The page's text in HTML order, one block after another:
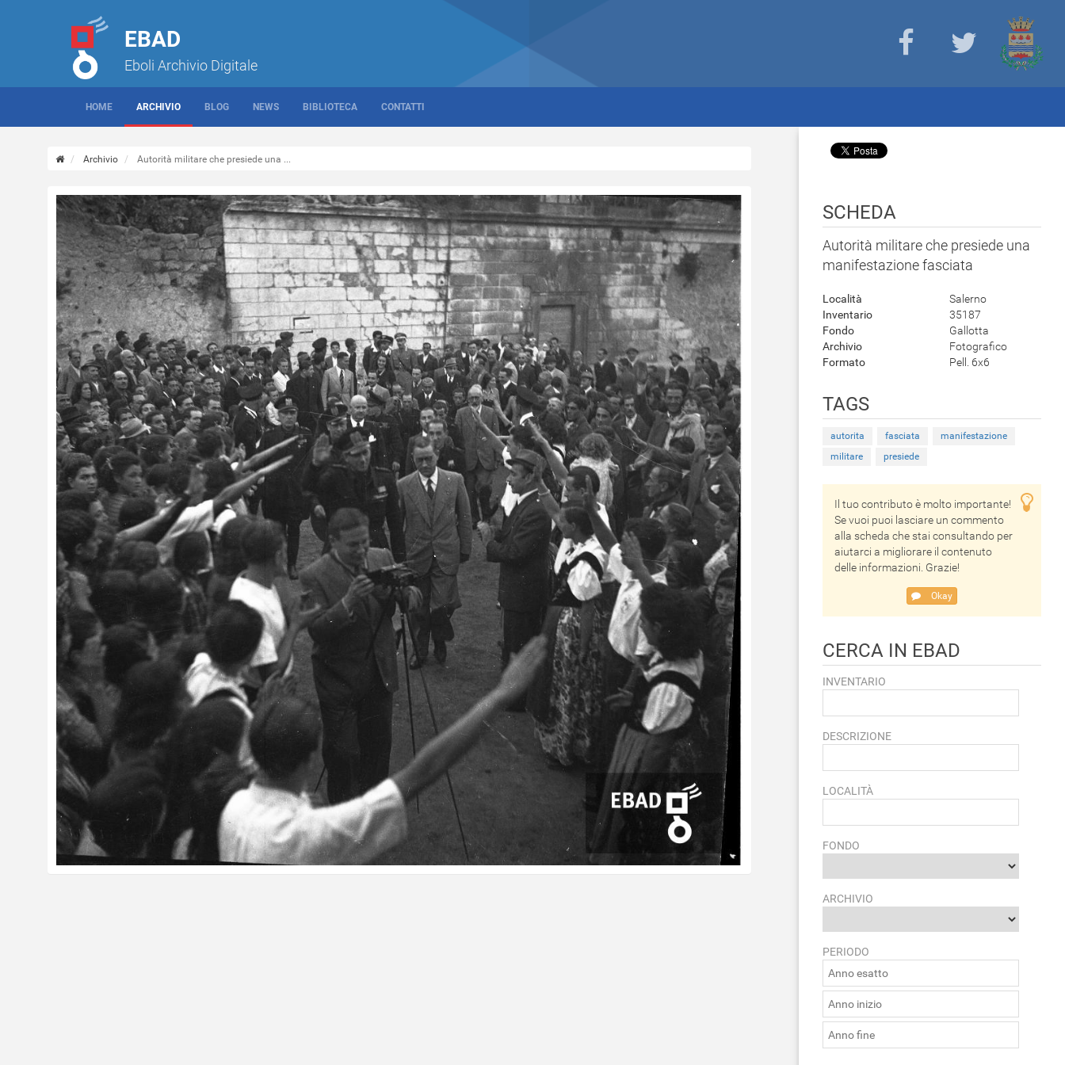
EBAD
Eboli Archivio Digitale
HOME ARCHIVIO BLOG NEWS BIBLIOTECA CONTATTI
Archivio Autorità militare che presiede una ...
SCHEDA
Autorità militare che presiede una
manifestazione fasciata
Località
Salerno
Inventario
35187
Fondo
Gallotta
Archivio
Fotografico
Formato
Pell. 6x6
TAGS
autorita fasciata
manifestazione
militare
presiede
Il tuo contributo è molto importante!
Se vuoi puoi lasciare un commento
alla scheda che stai consultando per
aiutarci a migliorare il contenuto
delle informazioni. Grazie!
Okay
CERCA IN EBAD
INVENTARIO
DESCRIZIONE
LOCALITÀ
FONDO
ARCHIVIO
PERIODO